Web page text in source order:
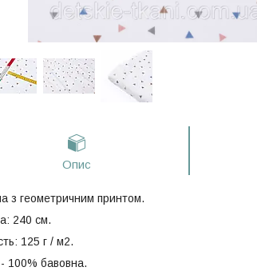
Опис
з геометричним принтом.
240 см.
125 г / м2.
100% бавовна.